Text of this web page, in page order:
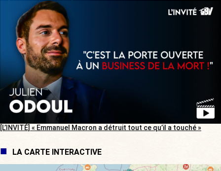
[L’INVITÉ] « Emmanuel Macron a détruit tout ce qu’il a touché »
LA CARTE INTERACTIVE